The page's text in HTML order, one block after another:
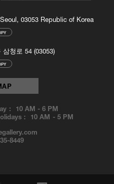
03053 Republic of Korea
청로 54 (03053)
: 10 AM -6 PM
: 10 AM -5 PM
8449